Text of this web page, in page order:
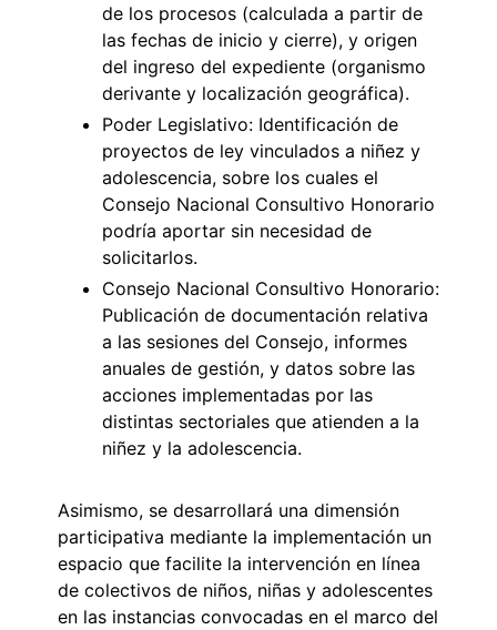
de los procesos (calculada a partir de
las fechas de inicio y cierre), y origen
del ingreso del expediente (organismo
derivante y localización geográfica).
Poder Legislativo: Identificación de
proyectos de ley vinculados a niñez y
adolescencia, sobre los cuales el
Consejo Nacional Consultivo Honorario
podría aportar sin necesidad de
solicitarlos.
Consejo Nacional Consultivo Honorario:
Publicación de documentación relativa
a las sesiones del Consejo, informes
anuales de gestión, y datos sobre las
acciones implementadas por las
distintas sectoriales que atienden a la
niñez y la adolescencia.
Asimismo, se desarrollará una dimensión
participativa mediante la implementación un
espacio que facilite la intervención en línea
de colectivos de niños, niñas y adolescentes
en las instancias convocadas en el marco del